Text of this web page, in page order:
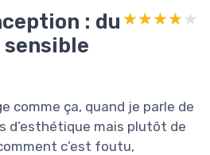
: du ★★★★★
★★★★★
comme ça, quand je parle de
d’esthétique mais plutôt de
c’est foutu,